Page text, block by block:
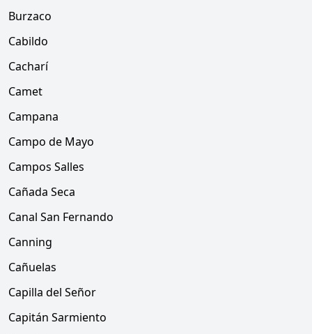
Burzaco
Cabildo
Cacharí
Camet
Campana
Campo de Mayo
Campos Salles
Cañada Seca
Canal San Fernando
Canning
Cañuelas
Capilla del Señor
Capitán Sarmiento